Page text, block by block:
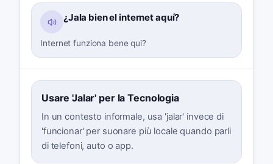
¿Jala bien el internet aquí?
Internet funziona bene qui?
Usare 'Jalar' per la Tecnologia
In un contesto informale, usa 'jalar' invece di
'funcionar' per suonare più locale quando parli
di telefoni, auto o app.